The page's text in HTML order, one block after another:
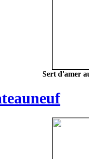
Sert d'amer